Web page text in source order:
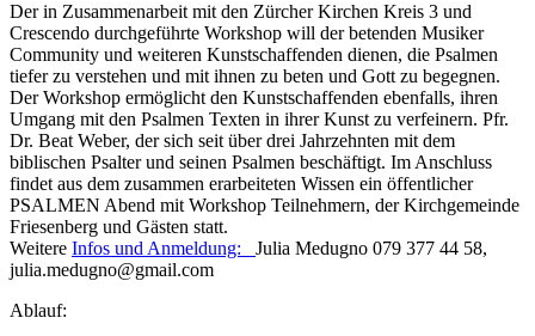
Der in Zusammenarbeit mit den Zürcher Kirchen Kreis 3 und
Crescendo durchgeführte Workshop will der betenden Musiker
Community und weiteren Kunstschaffenden dienen, die Psalmen
tiefer zu verstehen und mit ihnen zu beten und Gott zu begegnen.
Der Workshop ermöglicht den Kunstschaffenden ebenfalls, ihren
Umgang mit den Psalmen Texten in ihrer Kunst zu verfeinern. Pfr.
Dr. Beat Weber, der sich seit über drei Jahrzehnten mit dem
biblischen Psalter und seinen Psalmen beschäftigt. Im Anschluss
findet aus dem zusammen erarbeiteten Wissen ein öffentlicher
PSALMEN Abend mit Workshop Teilnehmern, der Kirchgemeinde
Friesenberg und Gästen statt.
Weitere Infos und Anmeldung: Julia Medugno 079 377 44 58,
julia.medugno@gmail.com
Ablauf: